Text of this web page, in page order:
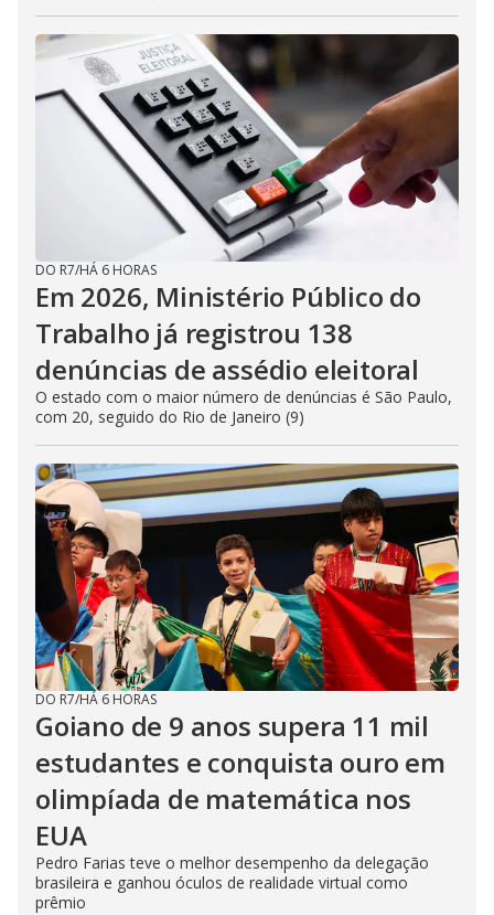
DO R7/HÁ 6 HORAS
Em 2026, Ministério Público do
Trabalho já registrou 138
denúncias de assédio eleitoral
O estado com o maior número de denúncias é São Paulo,
com 20, seguido do Rio de Janeiro (9)
DO R7/HÁ 6 HORAS
Goiano de 9 anos supera 11 mil
estudantes e conquista ouro em
olimpíada de matemática nos
EUA
Pedro Farias teve o melhor desempenho da delegação
brasileira e ganhou óculos de realidade virtual como
prêmio